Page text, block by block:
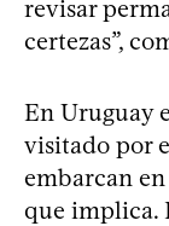
revisar
certezas”,
En Uruguay
visitado por
embarcan
que implica.